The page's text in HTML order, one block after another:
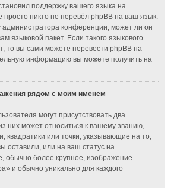
поддержку вашего языка на
никто не перевёл phpBB на ваш язык.
администратора конференции, может ли он
языковой пакет. Если такого языкового
то вы сами можете перевести phpBB на
информацию вы можете получить на
рядом с моим именем
могут присутствовать два
них может относиться к вашему званию,
квадратики или точки, указывающие на то,
оставили, или на ваш статус на
обычно более крупное, изображение
и обычно уникально для каждого